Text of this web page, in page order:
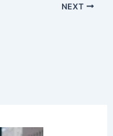
NEXT